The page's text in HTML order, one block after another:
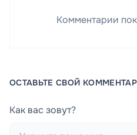
Комментарии
ОСТАВЬТЕ СВОЙ
Как вас зовут?